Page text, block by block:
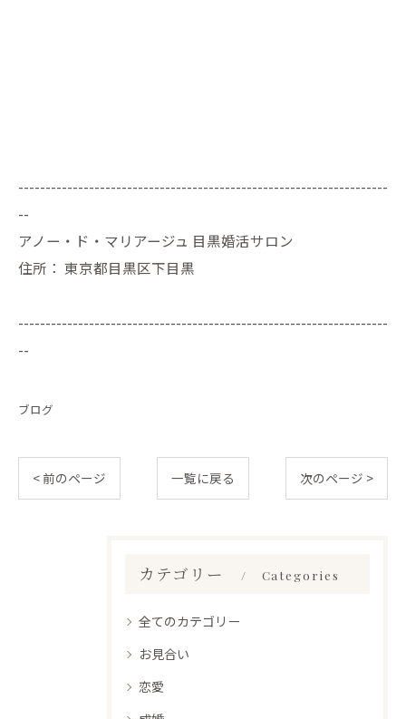
--------------------------------------------------------------------
--
アノー・ド・マリアージュ 目黒婚活サロン
住所： 東京都目黒区下目黒
--------------------------------------------------------------------
--
ブログ
< 前のページ 一覧に戻る 次のページ >
カテゴリー Categories
全てのカテゴリー
お見合い
恋愛